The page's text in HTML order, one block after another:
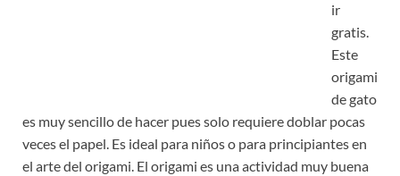
ir
gratis.
Este
origami
de gato
es muy sencillo de hacer pues solo requiere doblar pocas
veces el papel. Es ideal para niños o para principiantes en
el arte del origami. El origami es una actividad muy buena